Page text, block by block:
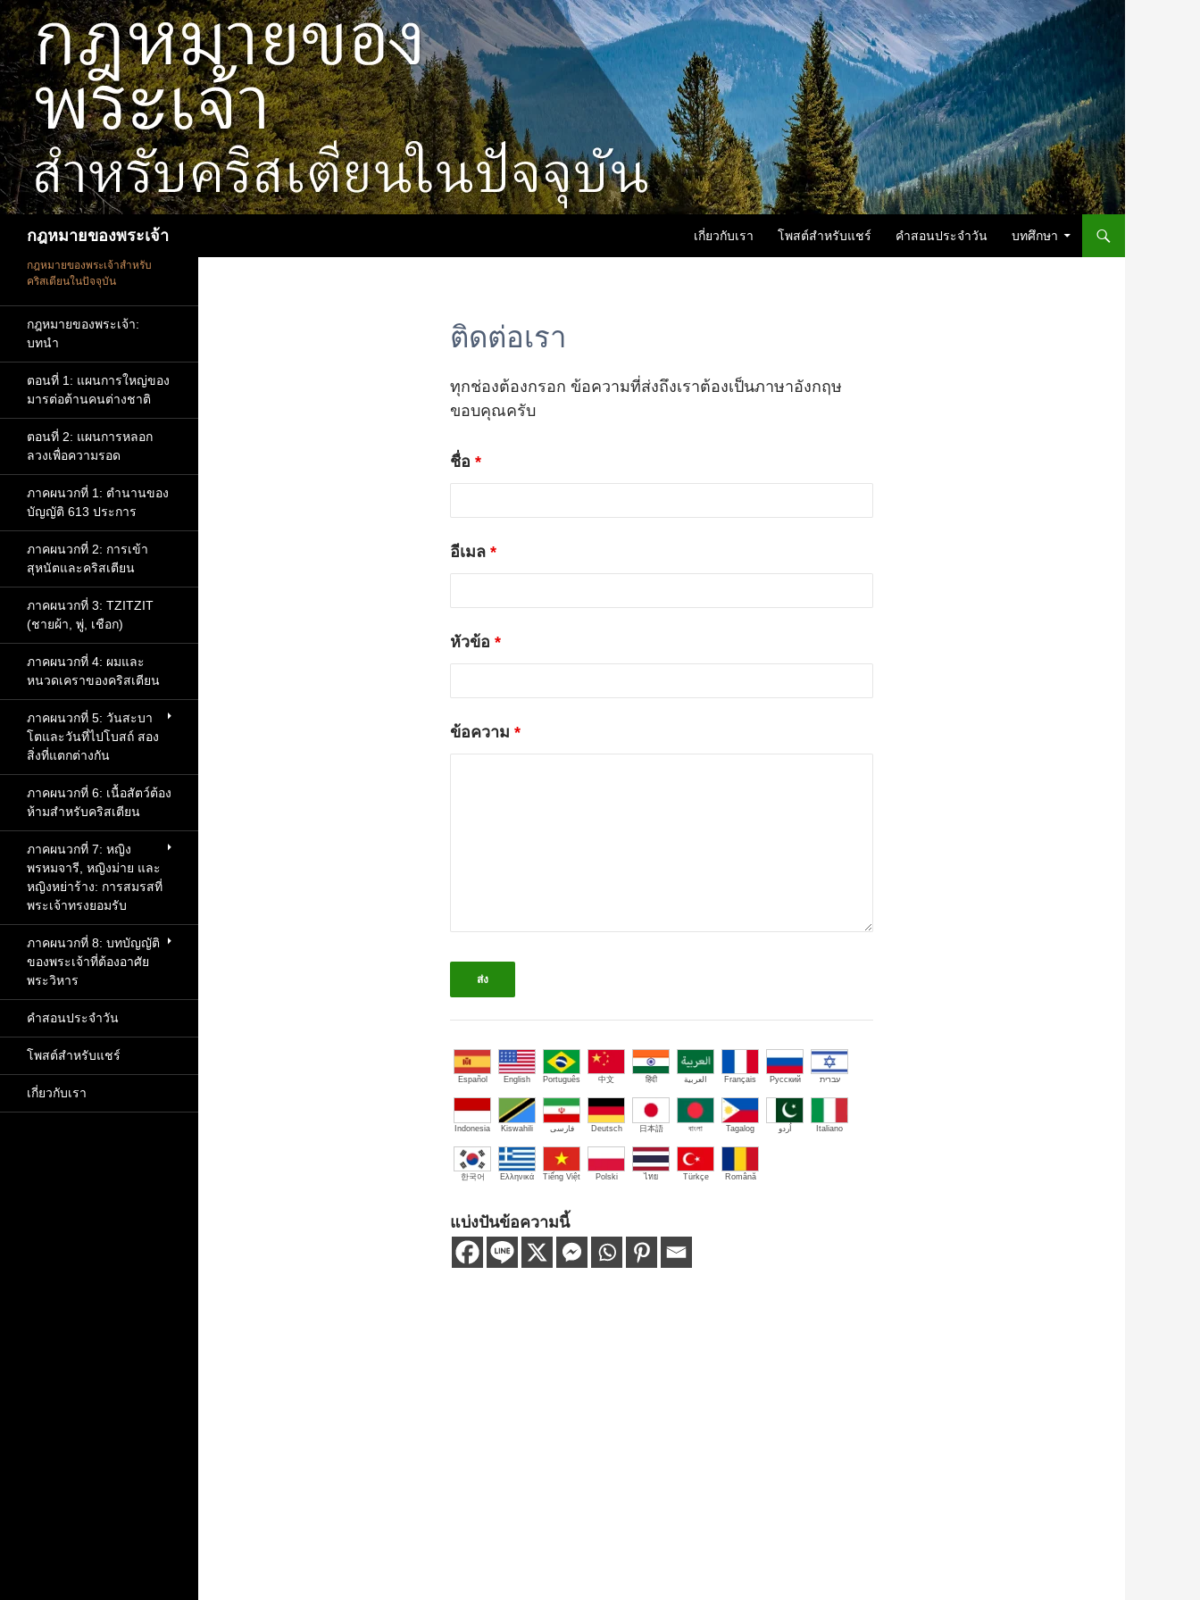
ข้าม
ไป
ยัง
เนื้อหา
กฎหมายของพระเจ้า เกี่ยวกับเรา โพสต์สำหรับแชร์ คำสอนประจำวัน บทศึกษา
ติดต่อเรา
ทุกช่องต้องกรอก ข้อความที่ส่งถึงเราต้องเป็นภาษาอังกฤษ
ขอบคุณครับ
ชื่อ *
อีเมล *
หัวข้อ *
ข้อความ *
Español English Português 中文 हिंदी العربية Français Русский עברית
Indonesia Kiswahili فارسی Deutsch 日本語 বাংলা Tagalog اُردو Italiano
한국어 Ελληνικά Tiếng Việt Polski ไทย Türkçe Română
แบ่งปันข้อความนี้
กฎหมายของพระเจ้าสำหรับ
คริสเตียนในปัจจุบัน
กฎหมายของพระเจ้า:
บทนำ
ตอนที่ 1: แผนการใหญ่ของ
มารต่อต้านคนต่างชาติ
ตอนที่ 2: แผนการหลอก
ลวงเพื่อความรอด
ภาคผนวกที่ 1: ตำนานของ
บัญญัติ 613 ประการ
ภาคผนวกที่ 2: การเข้า
สุหนัตและคริสเตียน
ภาคผนวกที่ 3: TZITZIT
(ชายผ้า, พู่, เชือก)
ภาคผนวกที่ 4: ผมและ
หนวดเคราของคริสเตียน
ภาคผนวกที่ 5: วันสะบา
โตและวันที่ไปโบสถ์ สอง
สิ่งที่แตกต่างกัน
ภาคผนวกที่ 6: เนื้อสัตว์ต้อง
ห้ามสำหรับคริสเตียน
ภาคผนวกที่ 7: หญิง
พรหมจารี, หญิงม่าย และ
หญิงหย่าร้าง: การสมรสที่
พระเจ้าทรงยอมรับ
ภาคผนวกที่ 8: บทบัญญัติ
ของพระเจ้าที่ต้องอาศัย
พระวิหาร
คำสอนประจำวัน
โพสต์สำหรับแชร์
เกี่ยวกับเรา